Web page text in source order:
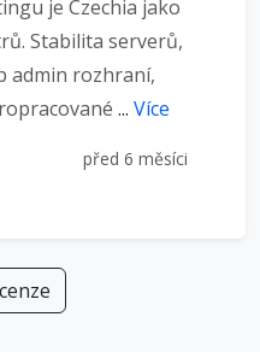
je Czechia jako
Stabilita serverů,
admin rozhraní,
... Více
před 6 měsíci